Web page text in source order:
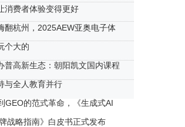
消费者体验变得更好
翻杭州，2025AEW亚奥电子体
个大的
普高新生态：朝阳凯文国内课程
与全人教育并行
GEO的范式革命，《生成式AI
战略指南》白皮书正式发布